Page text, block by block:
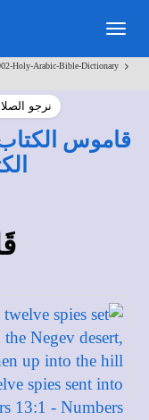
Toggle
navigation
Holy-Arabic-Bible-Dictionary>
نرجو
قاموس